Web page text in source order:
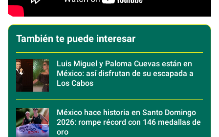
También te puede interesar
Luis Miguel y Paloma Cuevas están en
México: así disfrutan de su escapada a
Los Cabos
México hace historia en Santo Domingo
2026: rompe récord con 146 medallas de
oro